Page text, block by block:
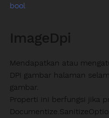
bool
ImageDpi
Mendapatkan atau
DPI gambar halaman
gambar.
Properti ini berfungsi jika